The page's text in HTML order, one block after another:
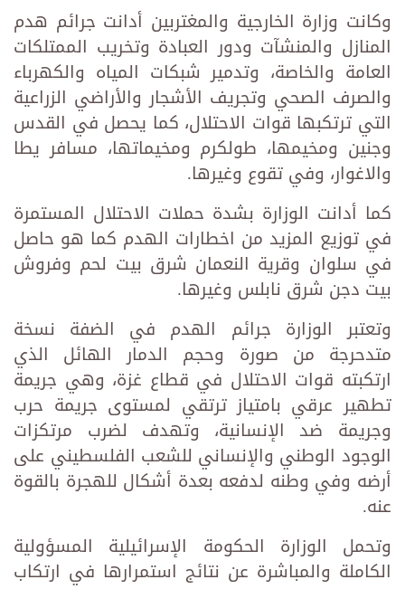
وكانت وزارة الخارجية والمغتربين أدانت جرائم هدم
المنازل والمنشآت ودور العبادة وتخريب الممتلكات
العامة والخاصة، وتدمير شبكات المياه والكهرباء
والصرف الصحي وتجريف الأشجار والأراضي الزراعية
التي ترتكبها قوات الاحتلال، كما يحصل في القدس
وجنين ومخيمها، طولكرم ومخيماتها، مسافر يطا
والاغوار، وفي تقوع وغيرها.
كما أدانت الوزارة بشدة حملات الاحتلال المستمرة
في توزيع المزيد من اخطارات الهدم كما هو حاصل
في سلوان وقرية النعمان شرق بيت لحم وفروش
بيت دجن شرق نابلس وغيرها.
وتعتبر الوزارة جرائم الهدم في الضفة نسخة
متدحرجة من صورة وحجم الدمار الهائل الذي
ارتكبته قوات الاحتلال في قطاع غزة، وهي جريمة
تطهير عرقي بامتياز ترتقي لمستوى جريمة حرب
وجريمة ضد الإنسانية، وتهدف لضرب مرتكزات
الوجود الوطني والإنساني للشعب الفلسطيني على
أرضه وفي وطنه لدفعه بعدة أشكال للهجرة بالقوة
عنه.
وتحمل الوزارة الحكومة الإسرائيلية المسؤولية
الكاملة والمباشرة عن نتائج استمرارها في ارتكاب